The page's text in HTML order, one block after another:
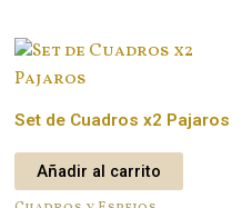
Set de Cuadros x2 Pajaros
Añadir al carrito